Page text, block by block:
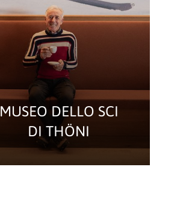
MUSEO DELLO SCI
DI THÖNI